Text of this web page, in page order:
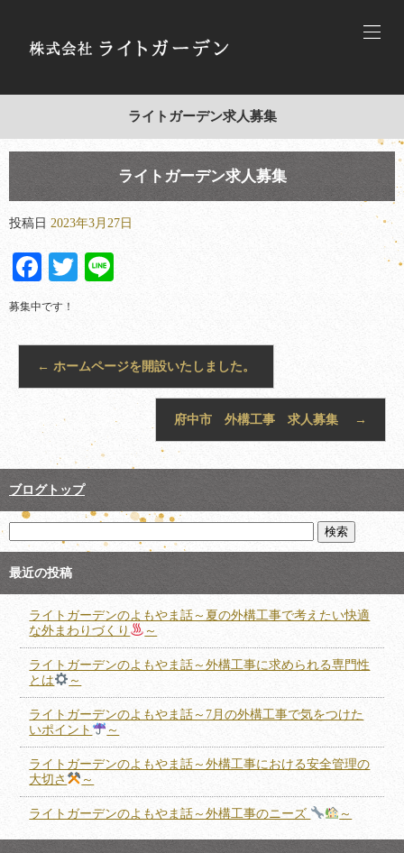
ライトガーデン求人募集
ライトガーデン求人募集
投稿日 2023年3月27日
Facebook
Twitter
募集中です！
← ホームページを開設いたしました。
府中市 外構工事 求人募集 →
ブログトップ
最近の投稿
ライトガーデンのよもやま話～夏の外構工事で考えたい快適
な外まわりづくり
～
ライトガーデンのよもやま話～外構工事に求められる専門性
とは
～
ライトガーデンのよもやま話～7月の外構工事で気をつけた
いポイント
～
ライトガーデンのよもやま話～外構工事における安全管理の
大切さ
～
ライトガーデンのよもやま話～外構工事のニーズ ～